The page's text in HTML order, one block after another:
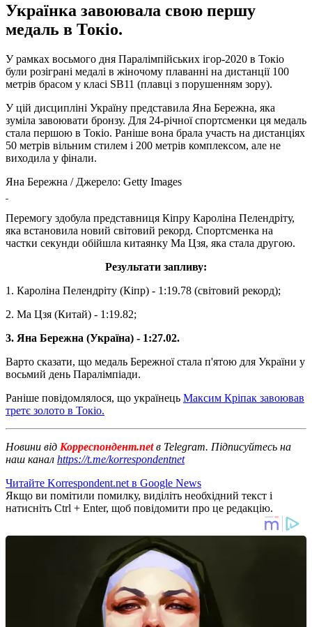
Українка завоювала свою першу
медаль в Токіо.
У рамках восьмого дня Паралімпійських ігор-2020 в Токіо
були розіграні медалі в жіночому плаванні на дистанції 100
метрів брасом у класі SB11 (плавці з порушенням зору).
У цій дисципліні Україну представила Яна Бережна, яка
зуміла завоювати бронзу. Для 24-річної спортсменки ця медаль
стала першою в Токіо. Раніше вона брала участь на дистанціях
50 метрів вільним стилем і 200 метрів комплексом, але не
виходила у фінали.
Яна Бережна / Джерело: Getty Images
Перемогу здобула представниця Кіпру Кароліна Пелендріту,
яка встановила новий світовий рекорд. Спортсменка на
частки секунди обійшла китаянку Ма Цзя, яка стала другою.
Результати запливу:
1. Кароліна Пелендріту (Кіпр) - 1:19.78 (світовий рекорд);
2. Ма Цзя (Китай) - 1:19.82;
3. Яна Бережна (Україна) - 1:27.02.
Варто сказати, що медаль Бережної стала п'ятою для України у
восьмий день Паралімпіади.
Раніше повідомлялося, що українець Максим Кріпак завоював
третє золото в Токіо.
Новини від Корреспондент.netв Telegram. Підписуйтесь на
наш канал https://t.me/korrespondentnet
Читайте Korrespondent.net в Google News
Якщо ви помітили помилку, виділіть необхідний текст і
натисніть Ctrl + Enter, щоб повідомити про це редакцію.